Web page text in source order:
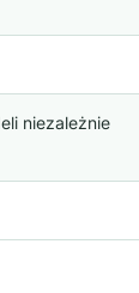
niezależnie